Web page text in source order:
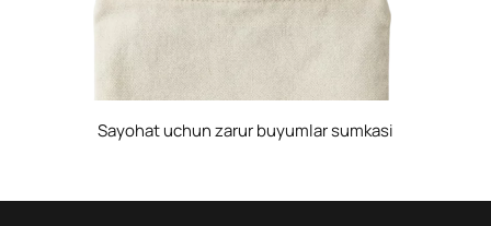
Sayohat uchun zarur buyumlar sumkasi